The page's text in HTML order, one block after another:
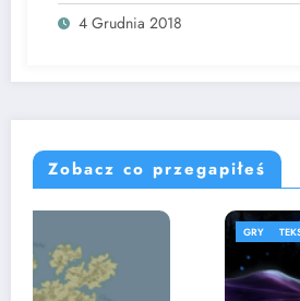
4 Grudnia 2018
Zobacz co przegapiłeś
TEKSTOWE GRY FABULARNE